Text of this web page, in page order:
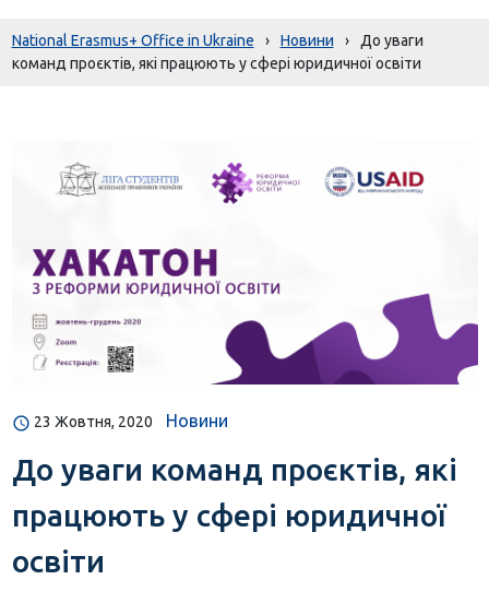
National Erasmus+ Office in Ukraine › Новини ›
До уваги
команд проєктів, які працюють у сфері юридичної освіти
23 Жовтня, 2020 Новини
До уваги команд проєктів, які
працюють у сфері юридичної
освіти